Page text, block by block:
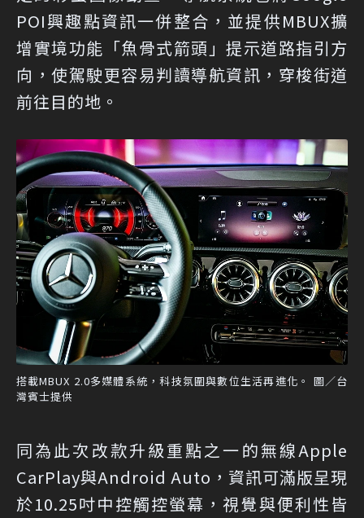
POI興趣點資訊一併整合，並提供MBUX擴
增實境功能「魚骨式箭頭」提示道路指引方
向，使駕駛更容易判讀導航資訊，穿梭街道
前往目的地。
搭載MBUX 2.0多媒體系統，科技氛圍與數位生活再進化。 圖／台
灣賓士提供
同為此次改款升級重點之一的無線Apple
CarPlay與Android Auto，資訊可滿版呈現
於10.25吋中控觸控螢幕，視覺與便利性皆